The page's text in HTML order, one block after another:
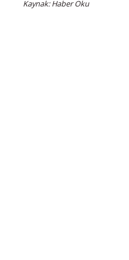
Kaynak: Haber Oku